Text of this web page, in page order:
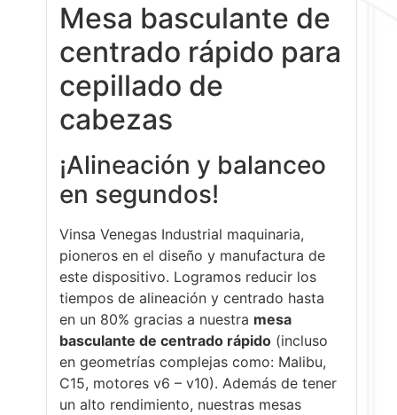
Mesa basculante de
centrado rápido para
cepillado de
cabezas
¡Alineación y balanceo
en segundos!
Vinsa Venegas Industrial maquinaria,
pioneros en el diseño y manufactura de
este dispositivo. Logramos reducir los
tiempos de alineación y centrado hasta
en un 80% gracias a nuestra mesa
basculante de centrado rápido (incluso
en geometrías complejas como: Malibu,
C15, motores v6 – v10). Además de tener
un alto rendimiento, nuestras mesas